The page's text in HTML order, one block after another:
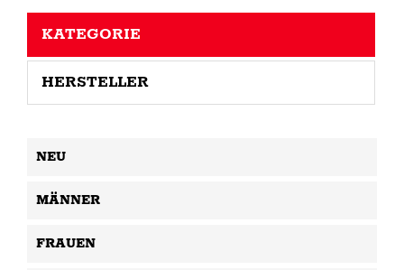
KATEGORIE
HERSTELLER
NEU
MÄNNER
FRAUEN